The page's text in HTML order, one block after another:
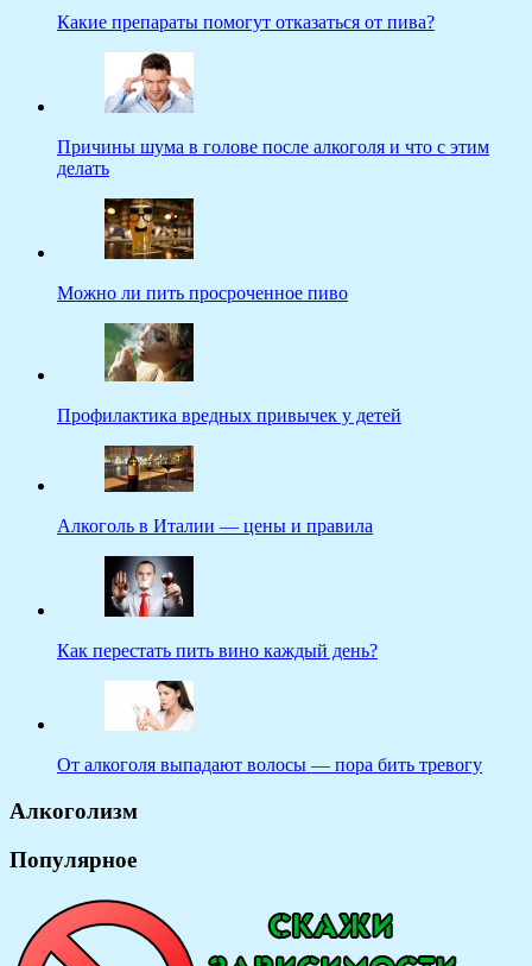
Какие препараты помогут отказаться от пива?
Причины шума в голове после алкоголя и что с этим
делать
Можно ли пить просроченное пиво
Профилактика вредных привычек у детей
Алкоголь в Италии — цены и правила
Как перестать пить вино каждый день?
От алкоголя выпадают волосы — пора бить тревогу
Алкоголизм
Популярное